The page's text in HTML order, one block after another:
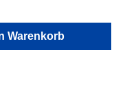
Warenkorb